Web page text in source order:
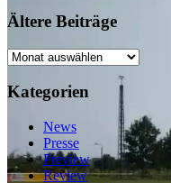
Ältere Beiträge
Ältere
Kategorien
News
Presse
Preview
Review